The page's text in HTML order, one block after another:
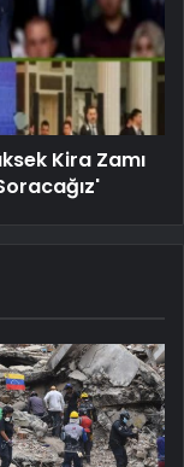
Kira Zamı